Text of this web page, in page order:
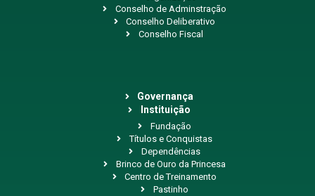
Conselho de Adminstração
Conselho Deliberativo
Conselho Fiscal
Governança
Instituição
Fundação
Títulos e Conquistas
Dependências
Brinco de Ouro da Princesa
Centro de Treinamento
Pastinho